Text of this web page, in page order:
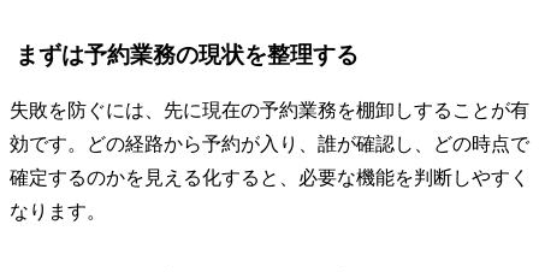
まずは予約業務の現状を整理する
失敗を防ぐには、先に現在の予約業務を棚卸しすることが有
効です。どの経路から予約が入り、誰が確認し、どの時点で
確定するのかを見える化すると、必要な機能を判断しやすく
なります。